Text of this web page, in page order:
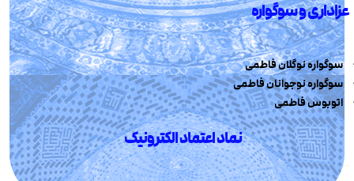
عزاداری و سوگواره
سوگواره نوگلان فاطمی
سوگواره نوجوانان فاطمی
اتوبوس فاطمی
نماد اعتماد الکترونیک